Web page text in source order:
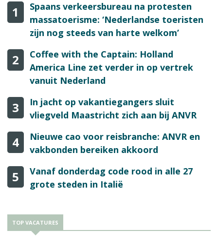
1
Spaans verkeersbureau na protesten
massatoerisme: ‘Nederlandse toeristen
zijn nog steeds van harte welkom’
2
Coffee with the Captain: Holland
America Line zet verder in op vertrek
vanuit Nederland
3
In jacht op vakantiegangers sluit
vliegveld Maastricht zich aan bij ANVR
4
Nieuwe cao voor reisbranche: ANVR en
vakbonden bereiken akkoord
5
Vanaf donderdag code rood in alle 27
grote steden in Italië
TOP VACATURES